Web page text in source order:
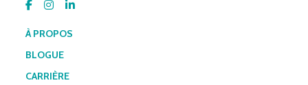
À PROPOS
BLOGUE
CARRIÈRE